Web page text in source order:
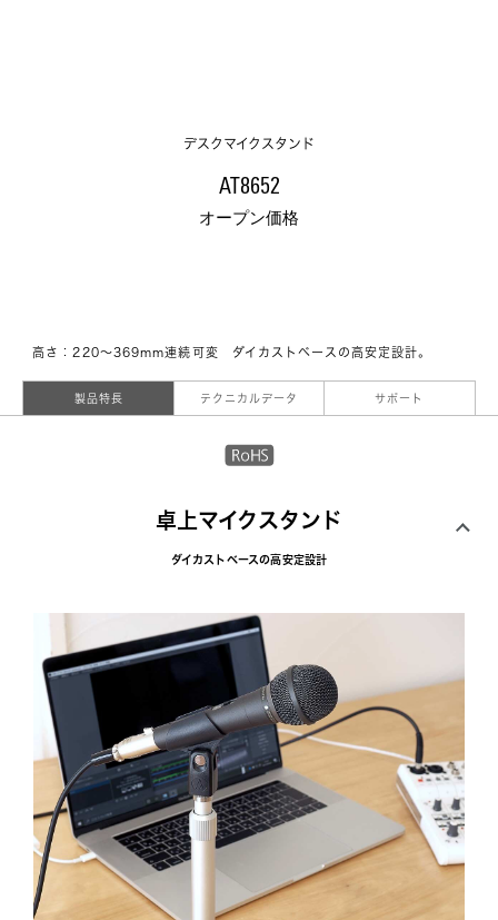
デスクマイクスタンド
AT8652
オープン価格
高さ：220～369mm連続可変　ダイカストベースの高安定設計。
製品特長 テクニカルデータ サポート
卓上マイクスタンド
ダイカストベースの高安定設計